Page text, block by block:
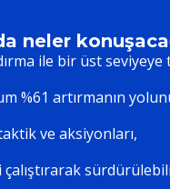
neler
ile bir üst seviyeye
%61 artırmanın
ve aksiyonları,